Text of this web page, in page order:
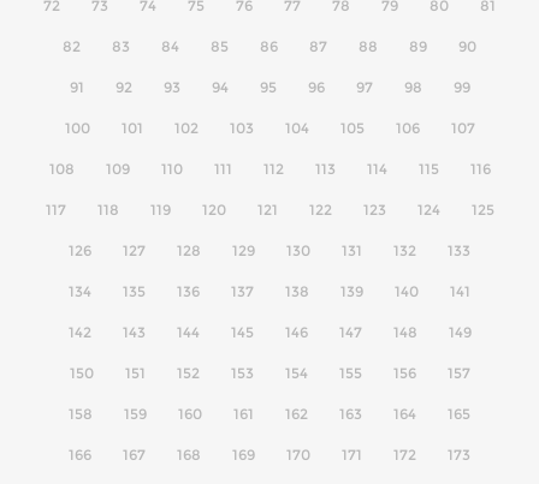
72 73 74 75 76 77 78 79 80 81
82 83 84 85 86 87 88 89 90
91 92 93 94 95 96 97 98 99
100 101 102 103 104 105 106 107
108 109 110 111 112 113 114 115 116
117 118 119 120 121 122 123 124 125
126 127 128 129 130 131 132 133
134 135 136 137 138 139 140 141
142 143 144 145 146 147 148 149
150 151 152 153 154 155 156 157
158 159 160 161 162 163 164 165
166 167 168 169 170 171 172 173